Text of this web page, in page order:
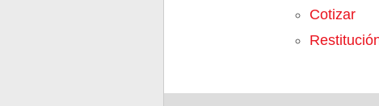
Cotizar